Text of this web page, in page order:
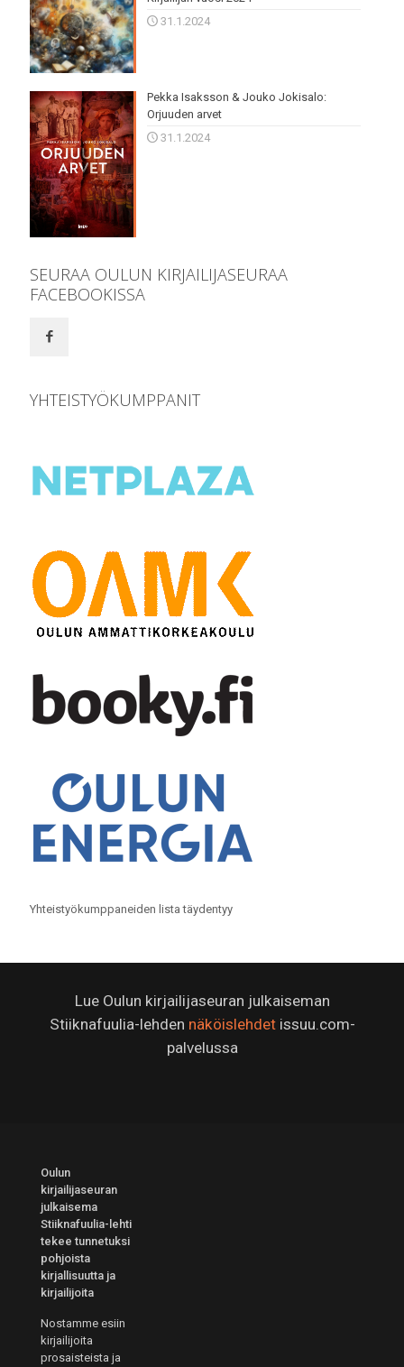
31.1.2024
Pekka Isaksson & Jouko Jokisalo:
Orjuuden arvet
31.1.2024
SEURAA OULUN KIRJAILIJASEURAA
FACEBOOKISSA
YHTEISTYÖKUMPPANIT
Yhteistyökumppaneiden lista täydentyy
Lue Oulun kirjailijaseuran julkaiseman
Stiiknafuulia-lehden näköislehdetissuu.com-
palvelussa
Oulun
kirjailijaseuran
julkaisema
Stiiknafuulia-lehti
tekee tunnetuksi
pohjoista
kirjallisuutta ja
kirjailijoita
Nostamme esiin
kirjailijoita
prosaisteista ja